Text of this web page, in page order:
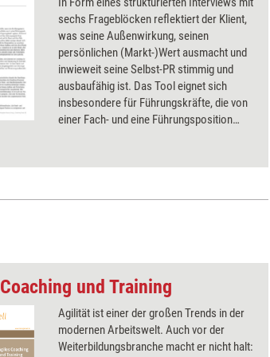
sechs Frageblöcken reflektiert der Klient,
was seine Außenwirkung, seinen
persönlichen (Markt-)Wert ausmacht und
inwieweit seine Selbst-PR stimmig und
ausbaufähig ist. Das Tool eignet sich
insbesondere für Führungskräfte, die von
einer Fach- und eine Führungsposition
vor Augen, dass Image-Aufbau und
die zukünftige Karriere sind.
und Training
Agilität ist einer der großen Trends in der
modernen Arbeitswelt. Auch vor der
Weiterbildungsbranche macht er nicht halt: